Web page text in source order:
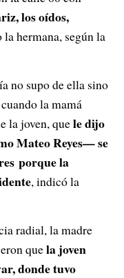
los oídos,
la hermana, según la
no supo de ella sino
la mamá
la joven, quele dijo
Mateo Reyes— se
porque la
, indicó la
radial, la madre
quela joven
donde tuvo